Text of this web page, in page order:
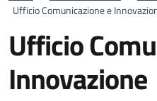
Ufficio Comunicazione e
Ufficio
Innovazione